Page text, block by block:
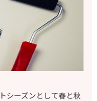
シーズンとして春と秋